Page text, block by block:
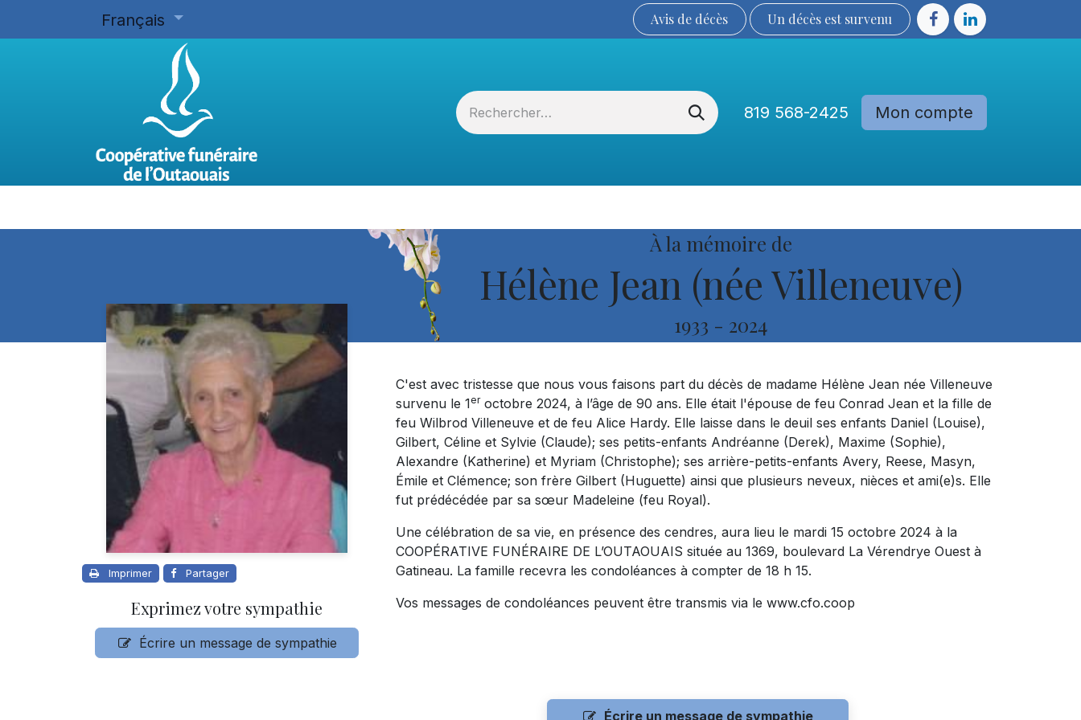
Français Avis de décès Un décès est sur​​​​​​​​ve​nu​​​​​​​​​​
819 568-2425 Mon compte
À la mémoire de
Hélène Jean (née Villeneuve)
1933 - 2024
Imprimer Partager
Exprimez votre sympathie
Écrire un message de sympathie
C'est avec tristesse que nous vous faisons part du décès de madame Hélène Jean née Villeneuve
survenu le 1eroctobre 2024, à l’âge de 90 ans. Elle était l'épouse de feu Conrad Jean et la fille de
feu Wilbrod Villeneuve et de feu Alice Hardy. Elle laisse dans le deuil ses enfants Daniel (Louise),
Gilbert, Céline et Sylvie (Claude); ses petits-enfants Andréanne (Derek), Maxime (Sophie),
Alexandre (Katherine) et Myriam (Christophe); ses arrière-petits-enfants Avery, Reese, Masyn,
Émile et Clémence; son frère Gilbert (Huguette) ainsi que plusieurs neveux, nièces et ami(e)s. Elle
fut prédécédée par sa sœur Madeleine (feu Royal).
Une célébration de sa vie, en présence des cendres, aura lieu le mardi 15 octobre 2024 à la
COOPÉRATIVE FUNÉRAIRE DE L’OUTAOUAIS située au 1369, boulevard La Vérendrye Ouest à
Gatineau. La famille recevra les condoléances à compter de 18 h 15.
Vos messages de condoléances peuvent être transmis via le www.cfo.coop
Écrire un message de sympathie